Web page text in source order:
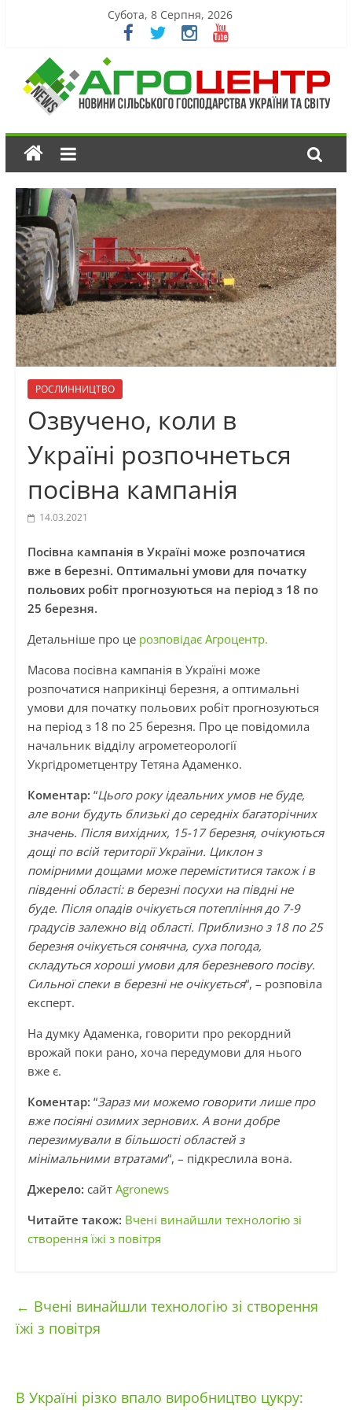
Субота, 8 Серпня, 2026
РОСЛИННИЦТВО
Озвучено, коли в
Україні розпочнеться
посівна кампанія
14.03.2021
Посівна кампанія в Україні може розпочатися
вже в березні. Оптимальні умови для початку
польових робіт прогнозуються на період з 18 по
25 березня.
Детальніше про це розповідає Агроцентр.
Масова посівна кампанія в Україні може
розпочатися наприкінці березня, а оптимальні
умови для початку польових робіт прогнозуються
на період з 18 по 25 березня. Про це повідомила
начальник відділу агрометеорології
Укргідрометцентру Тетяна Адаменко.
Коментар: “Цього року ідеальних умов не буде,
але вони будуть близькі до середніх багаторічних
значень. Після вихідних, 15-17 березня, очікуються
дощі по всій території України. Циклон з
помірними дощами може переміститися також і в
південні області: в березні посухи на півдні не
буде. Після опадів очікується потепління до 7-9
градусів залежно від області. Приблизно з 18 по 25
березня очікується сонячна, суха погода,
складуться хороші умови для березневого посіву.
Сильної спеки в березні не очікується“, – розповіла
експерт.
На думку Адаменка, говорити про рекордний
врожай поки рано, хоча передумови для нього
вже є.
Коментар: “Зараз ми можемо говорити лише про
вже посіяні озимих зернових. А вони добре
перезимували в більшості областей з
мінімальними втратами“, – підкреслила вона.
Джерело: сайт Agronews
Читайте також: Вчені винайшли технологію зі
створення їжі з повітря
← Вчені винайшли технологію зі створення
їжі з повітря
В Україні різко впало виробництво цукру: